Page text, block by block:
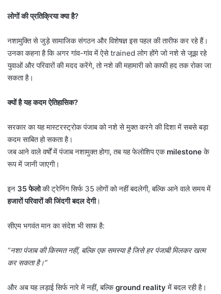
लोगों की प्रतिक्रिया क्या है?
नशामुक्ति से जुड़े सामाजिक संगठन और विशेषज्ञ इस पहल की तारीफ कर रहे हैं।
उनका कहना है कि अगर गांव-गांव में ऐसे trained लोग होंगे जो नशे से जूझ रहे
युवाओं और परिवारों की मदद करेंगे, तो नशे की महामारी को काफी हद तक रोका जा
सकता है।
क्यों है यह कदम ऐतिहासिक?
सरकार का यह मास्टरस्ट्रोक पंजाब को नशे से मुक्त करने की दिशा में सबसे बड़ा
कदम साबित हो सकता है।
जब आने वाले वर्षों में पंजाब नशामुक्त होगा, तब यह फेलोशिप एक milestoneके
रूप में जानी जाएगी।
इन 35फेलोकी ट्रेनिंग सिर्फ 35 लोगों को नहीं बदलेगी, बल्कि आने वाले समय में
हजारों परिवारों की जिंदगी बदल देगी।
सीएम भगवंत मान का संदेश भी साफ है:
“नशा पंजाब की किस्मत नहीं, बल्कि एक समस्या है जिसे हर पंजाबी मिलकर खत्म
कर सकता है।”
और अब यह लड़ाई सिर्फ नारे में नहीं, बल्किground reality में बदल रही है।